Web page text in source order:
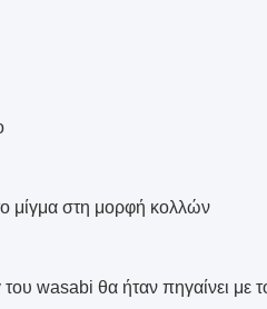
μίγμα στη μορφή κολλών
wasabi θα ήταν πηγαίνει με